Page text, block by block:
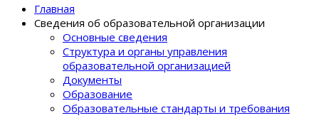
Главная
Сведения об образовательной организации
Основные сведения
Структура и органы управления
образовательной организацией
Документы
Образование
Образовательные стандарты и требования